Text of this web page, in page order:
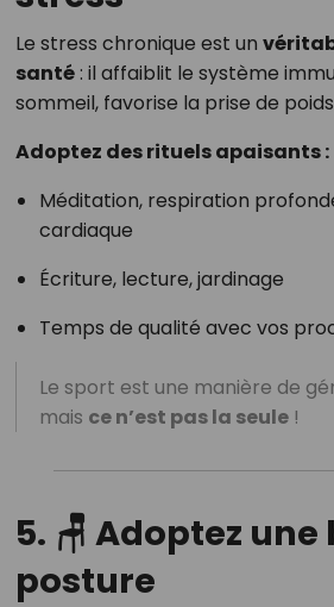
Le stress chronique est un
santé: il affaiblit le système
sommeil, favorise la prise de
Adoptez des rituels apaisants :
Méditation, respiration
cardiaque
Écriture, lecture, jardinage
Temps de qualité avec vos
Le sport est une manière de
mais ce n’est pas la seule!
5. 🪑 Adoptez
posture